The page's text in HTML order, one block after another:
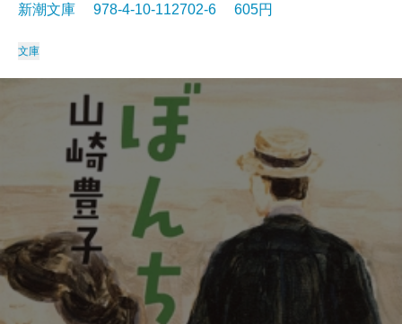
新潮文庫 978-4-10-112702-6 605円
文庫